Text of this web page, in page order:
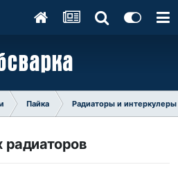
Пайка Радиаторы и интеркулеры
радиаторов